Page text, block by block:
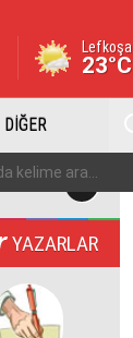
Lefkoşa
23°C
DİĞER
YAZARLAR